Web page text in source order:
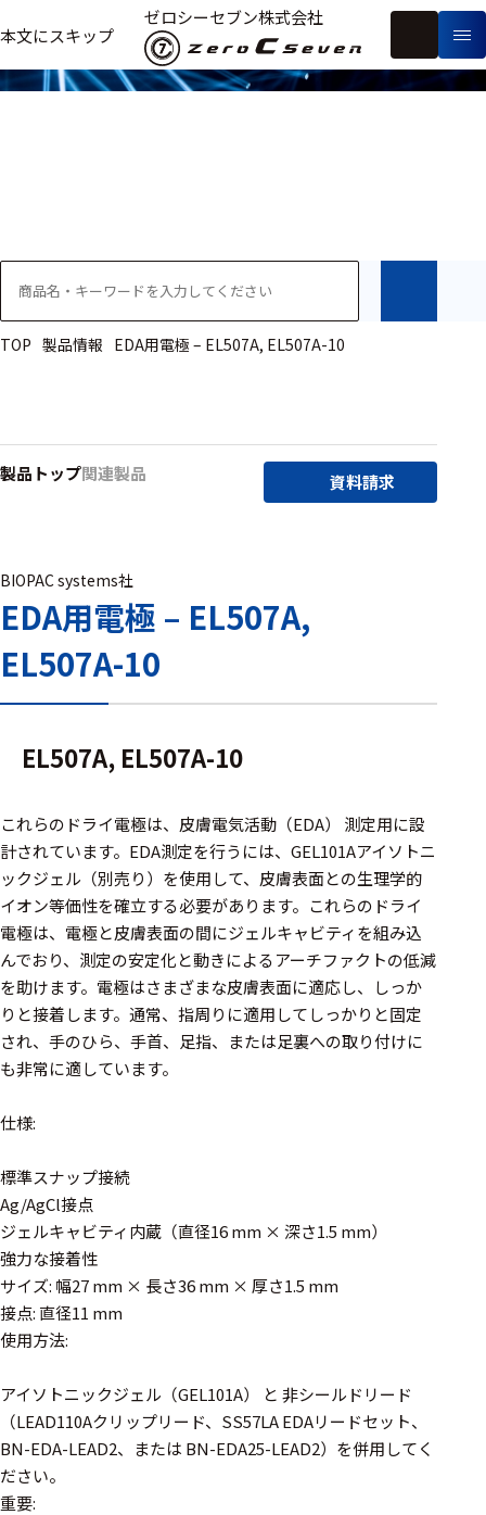
本文にスキップ
ゼロシーセブン株式会社
製
生
体
信
ー
フ
リ
ー
ワ
研究用
ヒト・人
類
ワイヤレス・無
線対応
システム・周辺
構成
装置本体
デバイス
周辺機器
基幹シス
テム
レシーバ
トリガー
アダプタ
コネクタ
リード線
フェース
製品情報
TOP 製品情報 EDA用電極 – EL507A, EL507A-10
製品トップ関連製品 資料請求
BIOPAC systems社
EDA用電極 – EL507A,
EL507A-10
EL507A, EL507A-10
これらのドライ電極は、皮膚電気活動（EDA） 測定用に設
計されています。EDA測定を行うには、GEL101Aアイソトニ
ックジェル（別売り）を使用して、皮膚表面との生理学的
イオン等価性を確立する必要があります。これらのドライ
電極は、電極と皮膚表面の間にジェルキャビティを組み込
んでおり、測定の安定化と動きによるアーチファクトの低減
を助けます。電極はさまざまな皮膚表面に適応し、しっか
りと接着します。通常、指周りに適用してしっかりと固定
され、手のひら、手首、足指、または足裏への取り付けに
も非常に適しています。
仕様:
標準スナップ接続
Ag/AgCl接点
ジェルキャビティ内蔵（直径16 mm × 深さ1.5 mm）
強力な接着性
サイズ: 幅27 mm × 長さ36 mm × 厚さ1.5 mm
接点: 直径11 mm
使用方法:
アイソトニックジェル（GEL101A） と 非シールドリード
（LEAD110Aクリップリード、SS57LA EDAリードセット、
BN-EDA-LEAD2、または BN-EDA25-LEAD2）を併用してく
ださい。
重要: